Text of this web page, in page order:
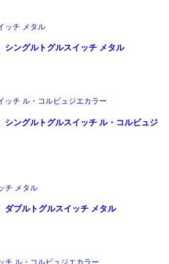
シングルトグルスイッチ メタル
シングルトグルスイッチ ル・コルビュジ
ダブルトグルスイッチ メタル